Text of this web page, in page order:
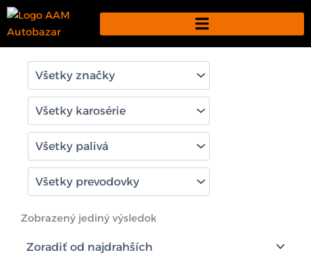
Preskočiť
Zobrazený jediný výsledok